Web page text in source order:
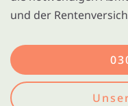
und der